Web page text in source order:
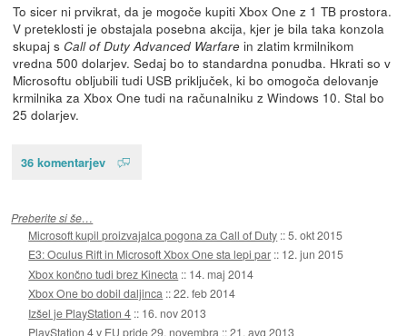
To sicer ni prvikrat, da je mogoče kupiti Xbox One z 1 TB prostora.
V preteklosti je obstajala posebna akcija, kjer je bila taka konzola
skupaj s Call of Duty Advanced Warfarein zlatim krmilnikom
vredna 500 dolarjev. Sedaj bo to standardna ponudba. Hkrati so v
Microsoftu obljubili tudi USB priključek, ki bo omogoča delovanje
krmilnika za Xbox One tudi na računalniku z Windows 10. Stal bo
25 dolarjev.
36 komentarjev
Preberite si še…
Microsoft kupil proizvajalca pogona za Call of Duty ::5. okt 2015
E3: Oculus Rift in Microsoft Xbox One sta lepi par :: 12. jun 2015
Xbox končno tudi brez Kinecta :: 14. maj 2014
Xbox One bo dobil daljinca ::22. feb 2014
Izšel je PlayStation 4 :: 16. nov 2013
PlayStation 4 v EU pride 29. novembra ::21. avg 2013